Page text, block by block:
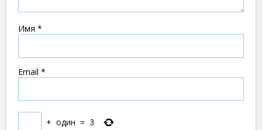
Имя *
Email *
+ один = 3